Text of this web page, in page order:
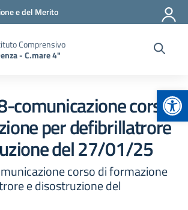
e del Merito
Comprensivo
- C.mare 4"
comunicazione corso
per defibrillatrore
del 27/01/25
corso di formazione
e disostruzione del